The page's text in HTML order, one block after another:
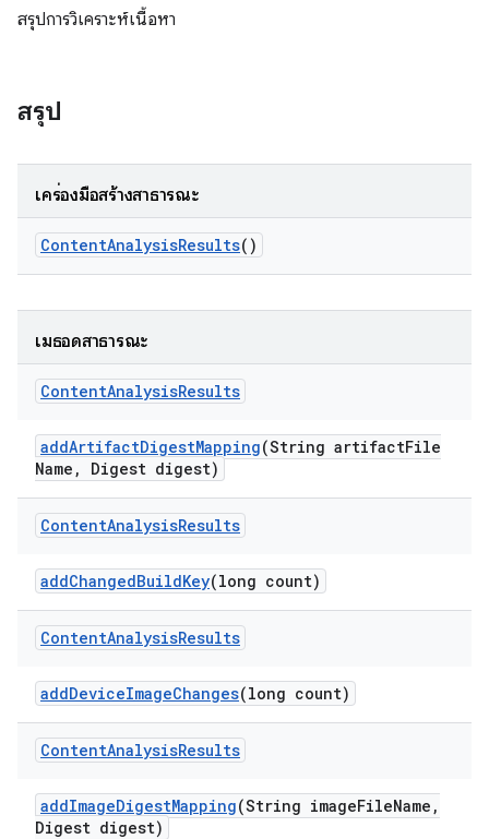
สรุปการวิเคราะห์เนื้อหา
สรุป
เครื่องมือสร้างสาธารณะ
ContentAnalysisResults()
เมธอดสาธารณะ
ContentAnalysisResults
addArtifactDigestMapping(String artifactFile
Name , Digest digest)
ContentAnalysisResults
addChangedBuildKey(long count)
ContentAnalysisResults
addDeviceImageChanges(long count)
ContentAnalysisResults
addImageDigestMapping(String imageFileName ,
Digest digest)